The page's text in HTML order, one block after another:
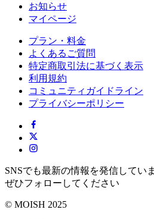
お知らせ
マイページ
プラン・料金
よくあるご質問
特定商取引法に基づく表示
利用規約
コミュニティガイドライン
プライバシーポリシー
SNSでも最新の情報を発信してい
ぜひフォローしてください
© MOISH 2025